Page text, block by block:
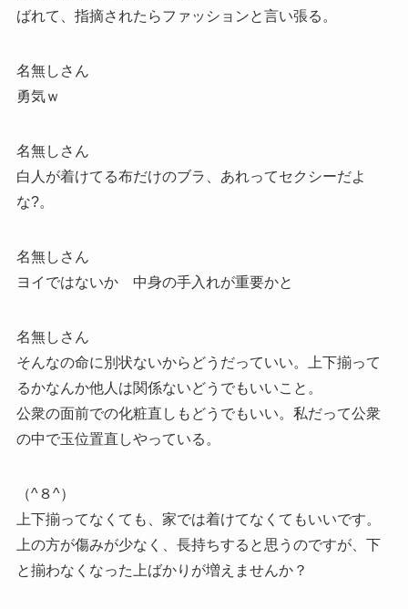
ばれて、指摘されたらファッションと言い張る。
名無しさん
勇気ｗ
名無しさん
白人が着けてる布だけのブラ、あれってセクシーだよ
な?。
名無しさん
ヨイではないか 中身の手入れが重要かと
名無しさん
そんなの命に別状ないからどうだっていい。上下揃って
るかなんか他人は関係ないどうでもいいこと。
公衆の面前での化粧直しもどうでもいい。私だって公衆
の中で玉位置直しやっている。
（^８^）
上下揃ってなくても、家では着けてなくてもいいです。
上の方が傷みが少なく、長持ちすると思うのですが、下
と揃わなくなった上ばかりが増えませんか？